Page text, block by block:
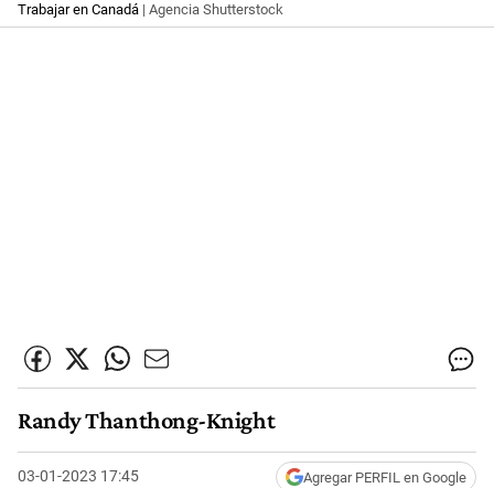
Trabajar en Canadá | Agencia Shutterstock
Randy Thanthong-Knight
03-01-2023 17:45 Agregar PERFIL en Google